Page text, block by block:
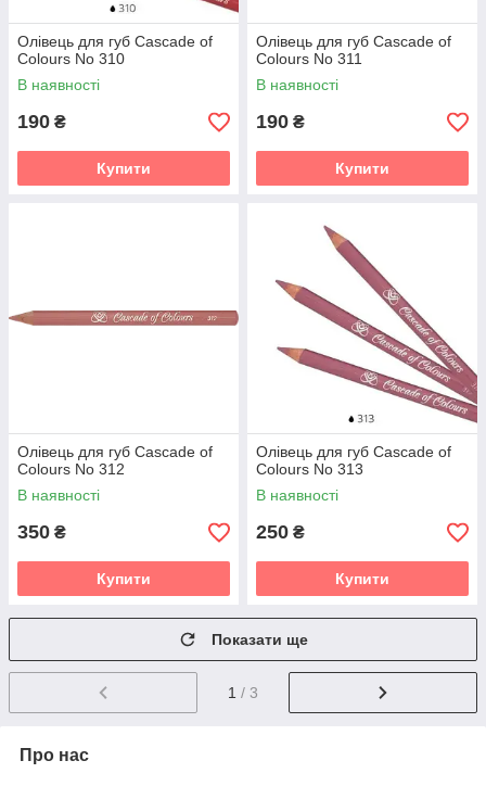
Олівець для губ Cascade of
Colours No 310
В наявності
190 ₴
Купити
Олівець для губ Cascade of
Colours No 311
В наявності
190 ₴
Купити
Олівець для губ Cascade of
Colours No 312
В наявності
350 ₴
Купити
Олівець для губ Cascade of
Colours No 313
В наявності
250 ₴
Купити
Показати ще
1 / 3
Про нас